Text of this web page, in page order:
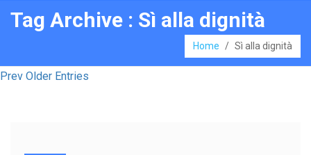
Tag Archive : Sì alla dignità
Home / Sì alla dignità
Prev Older Entries